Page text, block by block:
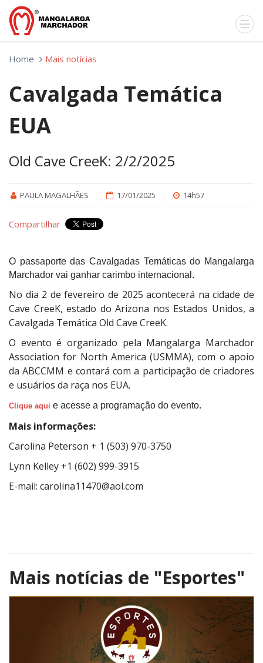
Home Mais notícias
Cavalgada Temática
EUA
Old Cave CreeK: 2/2/2025
PAULA MAGALHÃES 17/01/2025 14h57
Compartilhar
O passaporte das Cavalgadas Temáticas do Mangalarga
Marchador vai ganhar carimbo internacional.
No dia 2 de fevereiro de 2025 acontecerá na cidade de
Cave CreeK, estado do Arizona nos Estados Unidos, a
Cavalgada Temática Old Cave CreeK.
O evento é organizado pela Mangalarga Marchador
Association for North America (USMMA), com o apoio
da ABCCMM e contará com a participação de criadores
e usuários da raça nos EUA.
Clique aqui e acesse a programação do evento.
Mais informações:
Carolina Peterson + 1 (503) 970-3750
Lynn Kelley +1 (602) 999-3915
E-mail: carolina11470@aol.com
Mais notícias de "Esportes"